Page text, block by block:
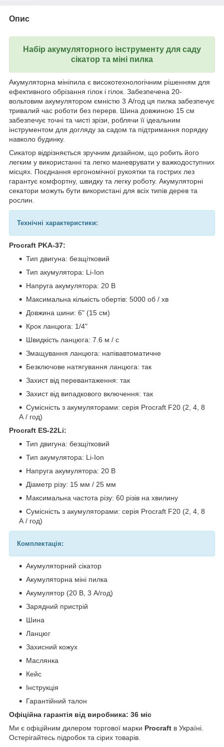
Опис
Набір акумуляторного інструменту для саду
сікатор та міні пилка
Акумуляторна мініпила є високотехнологічним рішенням для
ефективного обрізання гілок і гілок. Забезпечена 20-
вольтовим акумулятором ємністю 3 А/год ця пилка забезпечує
тривалий час роботи без перерв. Шина довжиною 15 см
забезпечує точні та чисті зрізи, роблячи її ідеальним
інструментом для догляду за садом та підтримання порядку
навколо будинку.
Сикатор відрізняється зручним дизайном, що робить його
легким у використанні та легко маневрувати у важкодоступних
місцях. Поєднання ергономічної рукоятки та гострих лез
гарантує комфортну, швидку та легку роботу. Акумуляторні
секатори можуть бути використані для всіх типів дерев та
рослин.
Технічні характеристики:
Procraft PKA-37:
Тип двигуна: безщітковий
Тип акумулятора: Li-Ion
Напруга акумулятора: 20 В
Максимальна кількість обертів: 5000 об / хв
Довжина шини: 6" (15 см)
Крок ланцюга: 1/4"
Швидкість ланцюга: 7.6 м / с
Змащування ланцюга: напівавтоматичне
Безключове натягування ланцюга: так
Захист від перевантаження: так
Захист від випадкового включення: так
Сумісність з акумуляторами: серія Procraft F20 (2, 4, 8
А / год)
Procraft ES-22Li:
Тип двигуна: безщітковий
Тип акумулятора: Li-Ion
Напруга акумулятора: 20 В
Діаметр різу: 15 мм / 25 мм
Максимальна частота різу: 60 різів на хвилину
Сумісність з акумуляторами: серія Procraft F20 (2, 4, 8
А / год)
Комплектація:
Акумуляторний сікатор
Акумуляторна міні пилка
Акумулятор (20 В, 3 А/год)
Зарядний пристрій
Шина
Ланцюг
Захисний кожух
Маслянка
Кейс
Інструкція
Гарантійний талон
Офіційна гарантія від виробника: 36 міс
Ми є офіційним дилером торгової марки Procraft в Україні.
Остерігайтесь підробок та сірих товарів.